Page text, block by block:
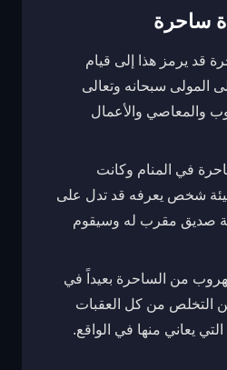
ساحرة
قد يرمز هذا إلى قيام
المولى سبحانه وتعالى
والمعاصي والأعمال
في المنام وكانت
شخص يعرفه قد تدل على
صديق مقرب له وسيقوم
من الساحرة بعيداً في
التخلص من كل العقبات
يعاني منها في الواقع.